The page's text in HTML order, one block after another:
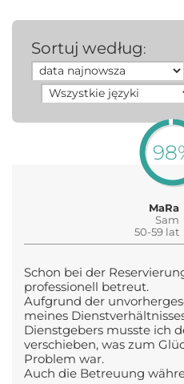
Sortuj według:
MaRa
Sam
50-59 lat
Schon bei der
professionell betreut.
Aufgrund der
meines
Dienstgebers musste ich
verschieben, was zum
Problem war.
Auch die Betreuung